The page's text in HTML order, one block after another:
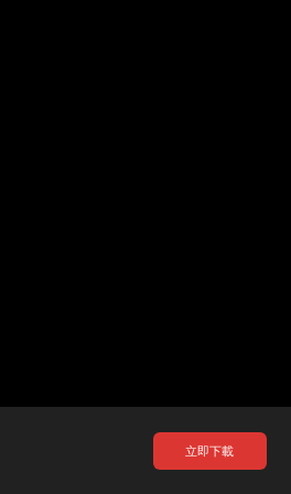
立即下載